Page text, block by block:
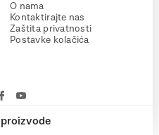
O nama
Kontaktirajte nas
Zaštita privatnosti
Postavke kolačića